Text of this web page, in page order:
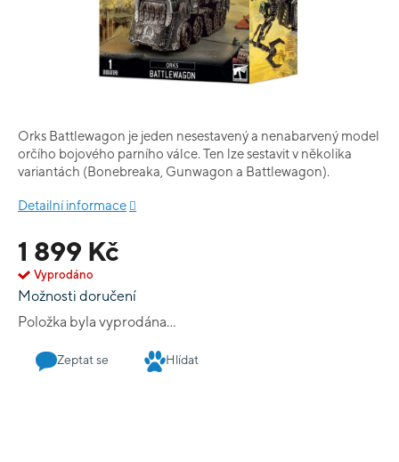
1 899 Kč
Vyprodáno
Možnosti doručení
Položka byla vyprodána…
Orks Battlewagon je jeden nesestavený a nenabarvený model
orčího bojového parního válce. Ten lze sestavit v několika
variantách (Bonebreaka, Gunwagon a Battlewagon).
Detailní informace
Zeptat se Hlídat